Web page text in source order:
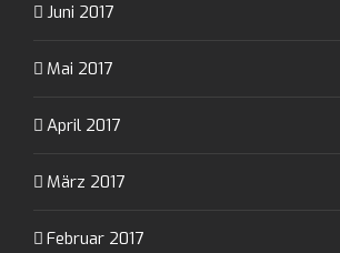
Juni 2017
Mai 2017
April 2017
März 2017
Februar 2017